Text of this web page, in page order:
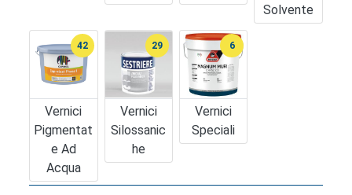
Solvente
Vernici
Pigmentat
E Ad
Acqua
42
Vernici
Silossanic
He
29
Vernici
Speciali
6